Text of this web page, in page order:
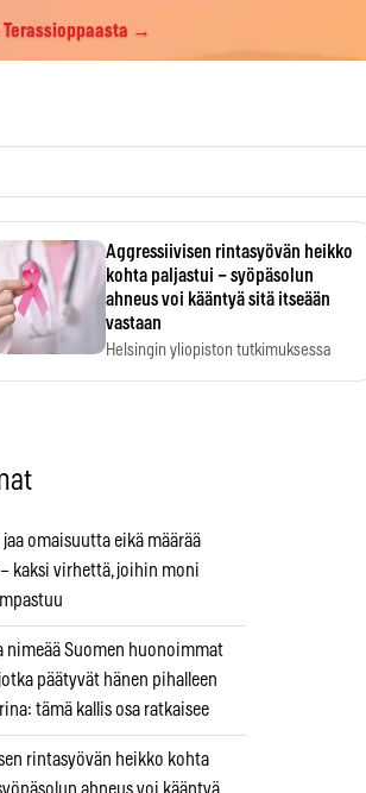
Terassioppaasta →
Aggressiivisen rintasyövän heikko
kohta paljastui – syöpäsolun
ahneus voi kääntyä sitä itseään
vastaan
Helsingin yliopiston tutkimuksessa
omaisuutta eikä määrää
kaksi virhettä, joihin moni
nimeää Suomen huonoimmat
päätyvät hänen pihalleen
tämä kallis osa ratkaisee
rintasyövän heikko kohta